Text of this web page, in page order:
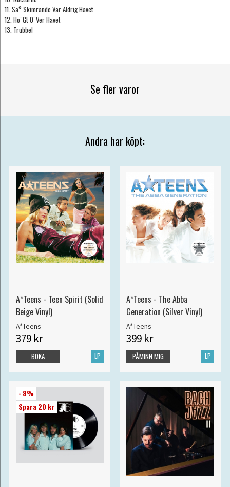
11. Sa° Skimrande Var Aldrig Havet
12. Ho¨Gt O¨Ver Havet
13. Trubbel
Se fler varor
Andra har köpt:
A*Teens - Teen Spirit (Solid
Beige Vinyl)
A*Teens
379 kr
LP
BOKA
A*Teens - The Abba
Generation (Silver Vinyl)
A*Teens
399 kr
LP
PÅMINN MIG
- 8%
Spara 20 kr